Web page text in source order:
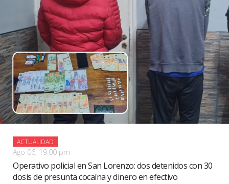
ACTUALIDAD
Ago 06, 19:00 pm
Operativo policial en San Lorenzo: dos detenidos con 30
dosis de presunta cocaína y dinero en efectivo